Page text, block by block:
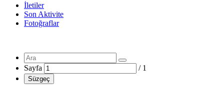
İletiler
Son Aktivite
Fotoğraflar
Sayfa / 1
Süzgeç